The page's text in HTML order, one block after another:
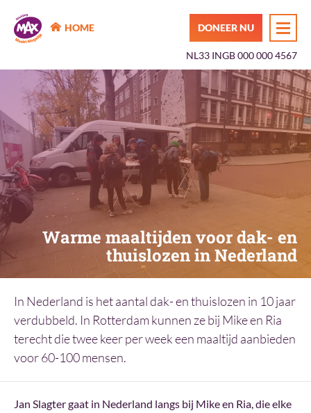
MAX Maakt Mogelijk
HOME DONEER NU
NL33 INGB 000 000 4567
Warme maaltijden voor dak- en
thuislozen in Nederland
In Nederland is het aantal dak- en thuislozen in 10 jaar
verdubbeld. In Rotterdam kunnen ze bij Mike en Ria
terecht die twee keer per week een maaltijd aanbieden
voor 60-100 mensen.
Jan Slagter gaat in Nederland langs bij Mike en Ria, die elke